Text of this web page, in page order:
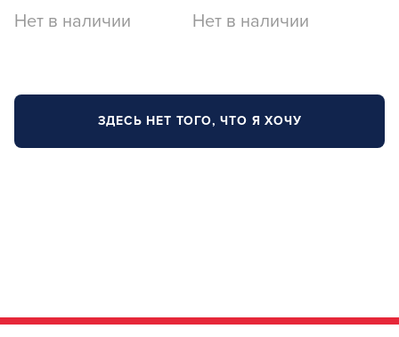
Нет в наличии Нет в наличии
ЗДЕСЬ НЕТ ТОГО, ЧТО Я ХОЧУ
Заяц–робот